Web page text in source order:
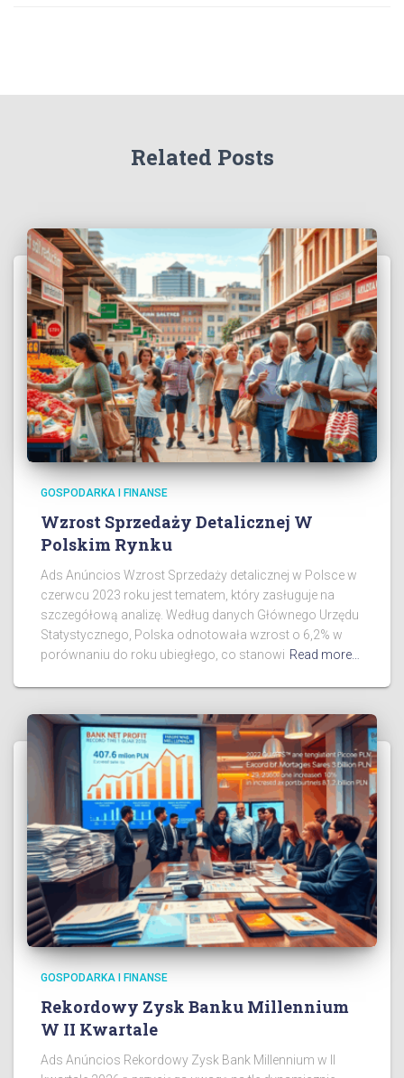
Related Posts
GOSPODARKA I FINANSE
Wzrost Sprzedaży Detalicznej W
Polskim Rynku
Ads Anúncios Wzrost Sprzedaży detalicznej w Polsce w
czerwcu 2023 roku jest tematem, który zasługuje na
szczegółową analizę. Według danych Głównego Urzędu
Statystycznego, Polska odnotowała wzrost o 6,2% w
porównaniu do roku ubiegłego, co stanowi Read more…
GOSPODARKA I FINANSE
Rekordowy Zysk Banku Millennium
W II Kwartale
Ads Anúncios Rekordowy Zysk Bank Millennium w II